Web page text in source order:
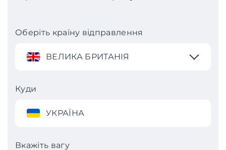
Оберіть країну відправлення
ВЕЛИКА БРИТАНІЯ
Куди
УКРАЇНА
Вкажіть вагу